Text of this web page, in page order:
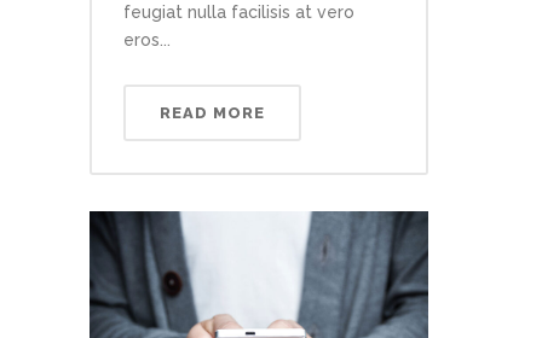
feugiat nulla facilisis at vero
eros...
READ MORE